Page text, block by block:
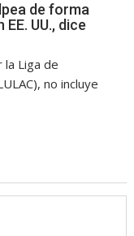
de forma
UU., dice
la Liga de
no incluye